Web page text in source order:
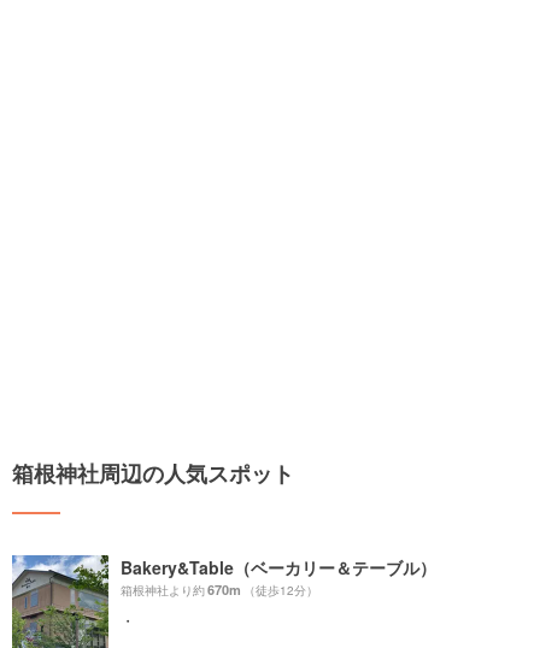
箱根神社周辺の人気スポット
Bakery&Table（ベーカリー＆テーブル）
箱根神社より約670m （徒歩12分）
・